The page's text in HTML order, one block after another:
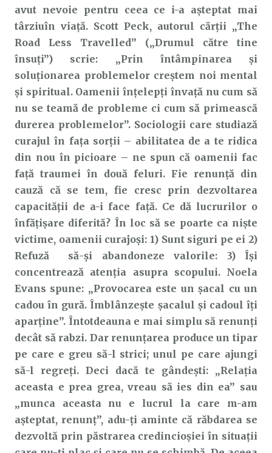
avut nevoie pentru ceea ce i-a așteptat mai
târziuîn viață. Scott Peck, autorul cărții „The
Road Less Travelled” („Drumul către tine
însuți”) scrie: „Prin întâmpinarea și
soluționarea problemelor creștem noi mental
și spiritual. Oamenii înțelepți învață nu cum să
nu se teamă de probleme ci cum să primească
durerea problemelor”. Sociologii care studiază
curajul în fața sorții – abilitatea de a te ridica
din nou în picioare – ne spun că oamenii fac
față traumei în două feluri. Fie renunță din
cauză că se tem, fie cresc prin dezvoltarea
capacității de a-i face față. Ce dă lucrurilor o
înfățișare diferită? În loc să se poarte ca niște
victime, oamenii curajoși: 1) Sunt siguri pe ei 2)
Refuză să-și abandoneze valorile: 3) Își
concentrează atenția asupra scopului. Noela
Evans spune: „Provocarea este un șacal cu un
cadou în gură. Îmblânzește șacalul și cadoul îți
aparține”. Întotdeauna e mai simplu să renunți
decât să rabzi. Dar renunțarea produce un tipar
pe care e greu să-l strici; unul pe care ajungi
să-l regreți. Deci dacă te gândești: „Relația
aceasta e prea grea, vreau să ies din ea” sau
„munca aceasta nu e lucrul la care m-am
așteptat, renunț”, adu-ți aminte că răbdarea se
dezvoltă prin păstrarea credincioșiei în situații